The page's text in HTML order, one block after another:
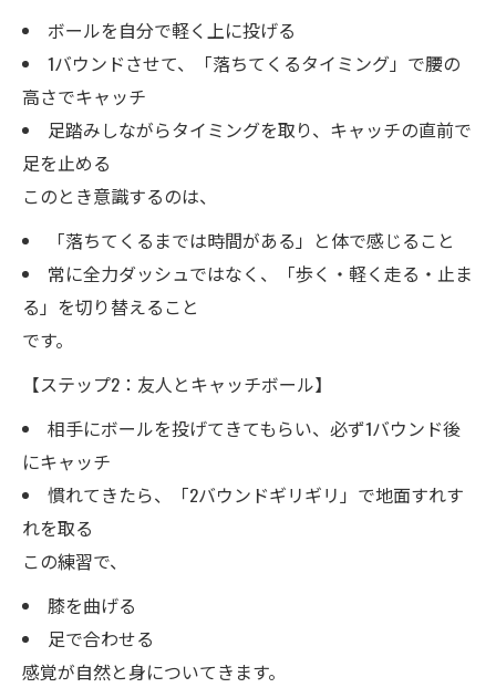
ボールを自分で軽く上に投げる
1バウンドさせて、「落ちてくるタイミング」で腰の
高さでキャッチ
足踏みしながらタイミングを取り、キャッチの直前で
足を止める
このとき意識するのは、
「落ちてくるまでは時間がある」と体で感じること
常に全力ダッシュではなく、「歩く・軽く走る・止ま
る」を切り替えること
です。
【ステップ2：友人とキャッチボール】
相手にボールを投げてきてもらい、必ず1バウンド後
にキャッチ
慣れてきたら、「2バウンドギリギリ」で地面すれす
れを取る
この練習で、
膝を曲げる
足で合わせる
感覚が自然と身についてきます。